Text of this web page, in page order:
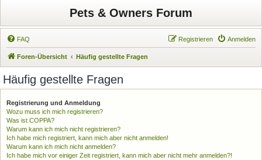
Pets & Owners Forum
FAQ Anmelden
Registrieren
Foren-Übersicht Häufig gestellte Fragen
Häufig gestellte Fragen
Registrierung und Anmeldung
Wozu muss ich mich registrieren?
Was ist COPPA?
Warum kann ich mich nicht registrieren?
Ich habe mich registriert, kann mich aber nicht anmelden!
Warum kann ich mich nicht anmelden?
Ich habe mich vor einiger Zeit registriert, kann mich aber nicht mehr anmelden?!